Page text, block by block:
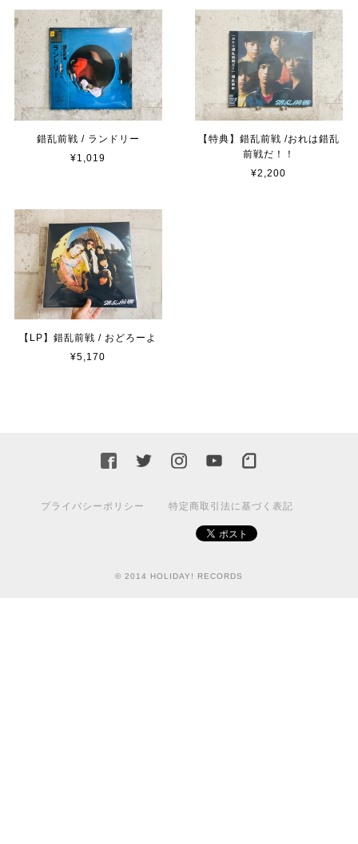
錯乱前戦 / ランドリー
¥1,019
【特典】錯乱前戦 /おれは錯乱
前戦だ！！
¥2,200
【LP】錯乱前戦 / おどろーよ
¥5,170
プライバシーポリシー 特定商取引法に基づく表記
© 2014 HOLIDAY! RECORDS